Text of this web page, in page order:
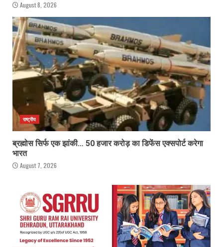
August 8, 2026
राष्ट्रीय
ब्रह्मोस सिर्फ एक झांकी… 50 हजार करोड़ का डिफेंस एक्सपोर्ट करेगा
भारत
August 7, 2026